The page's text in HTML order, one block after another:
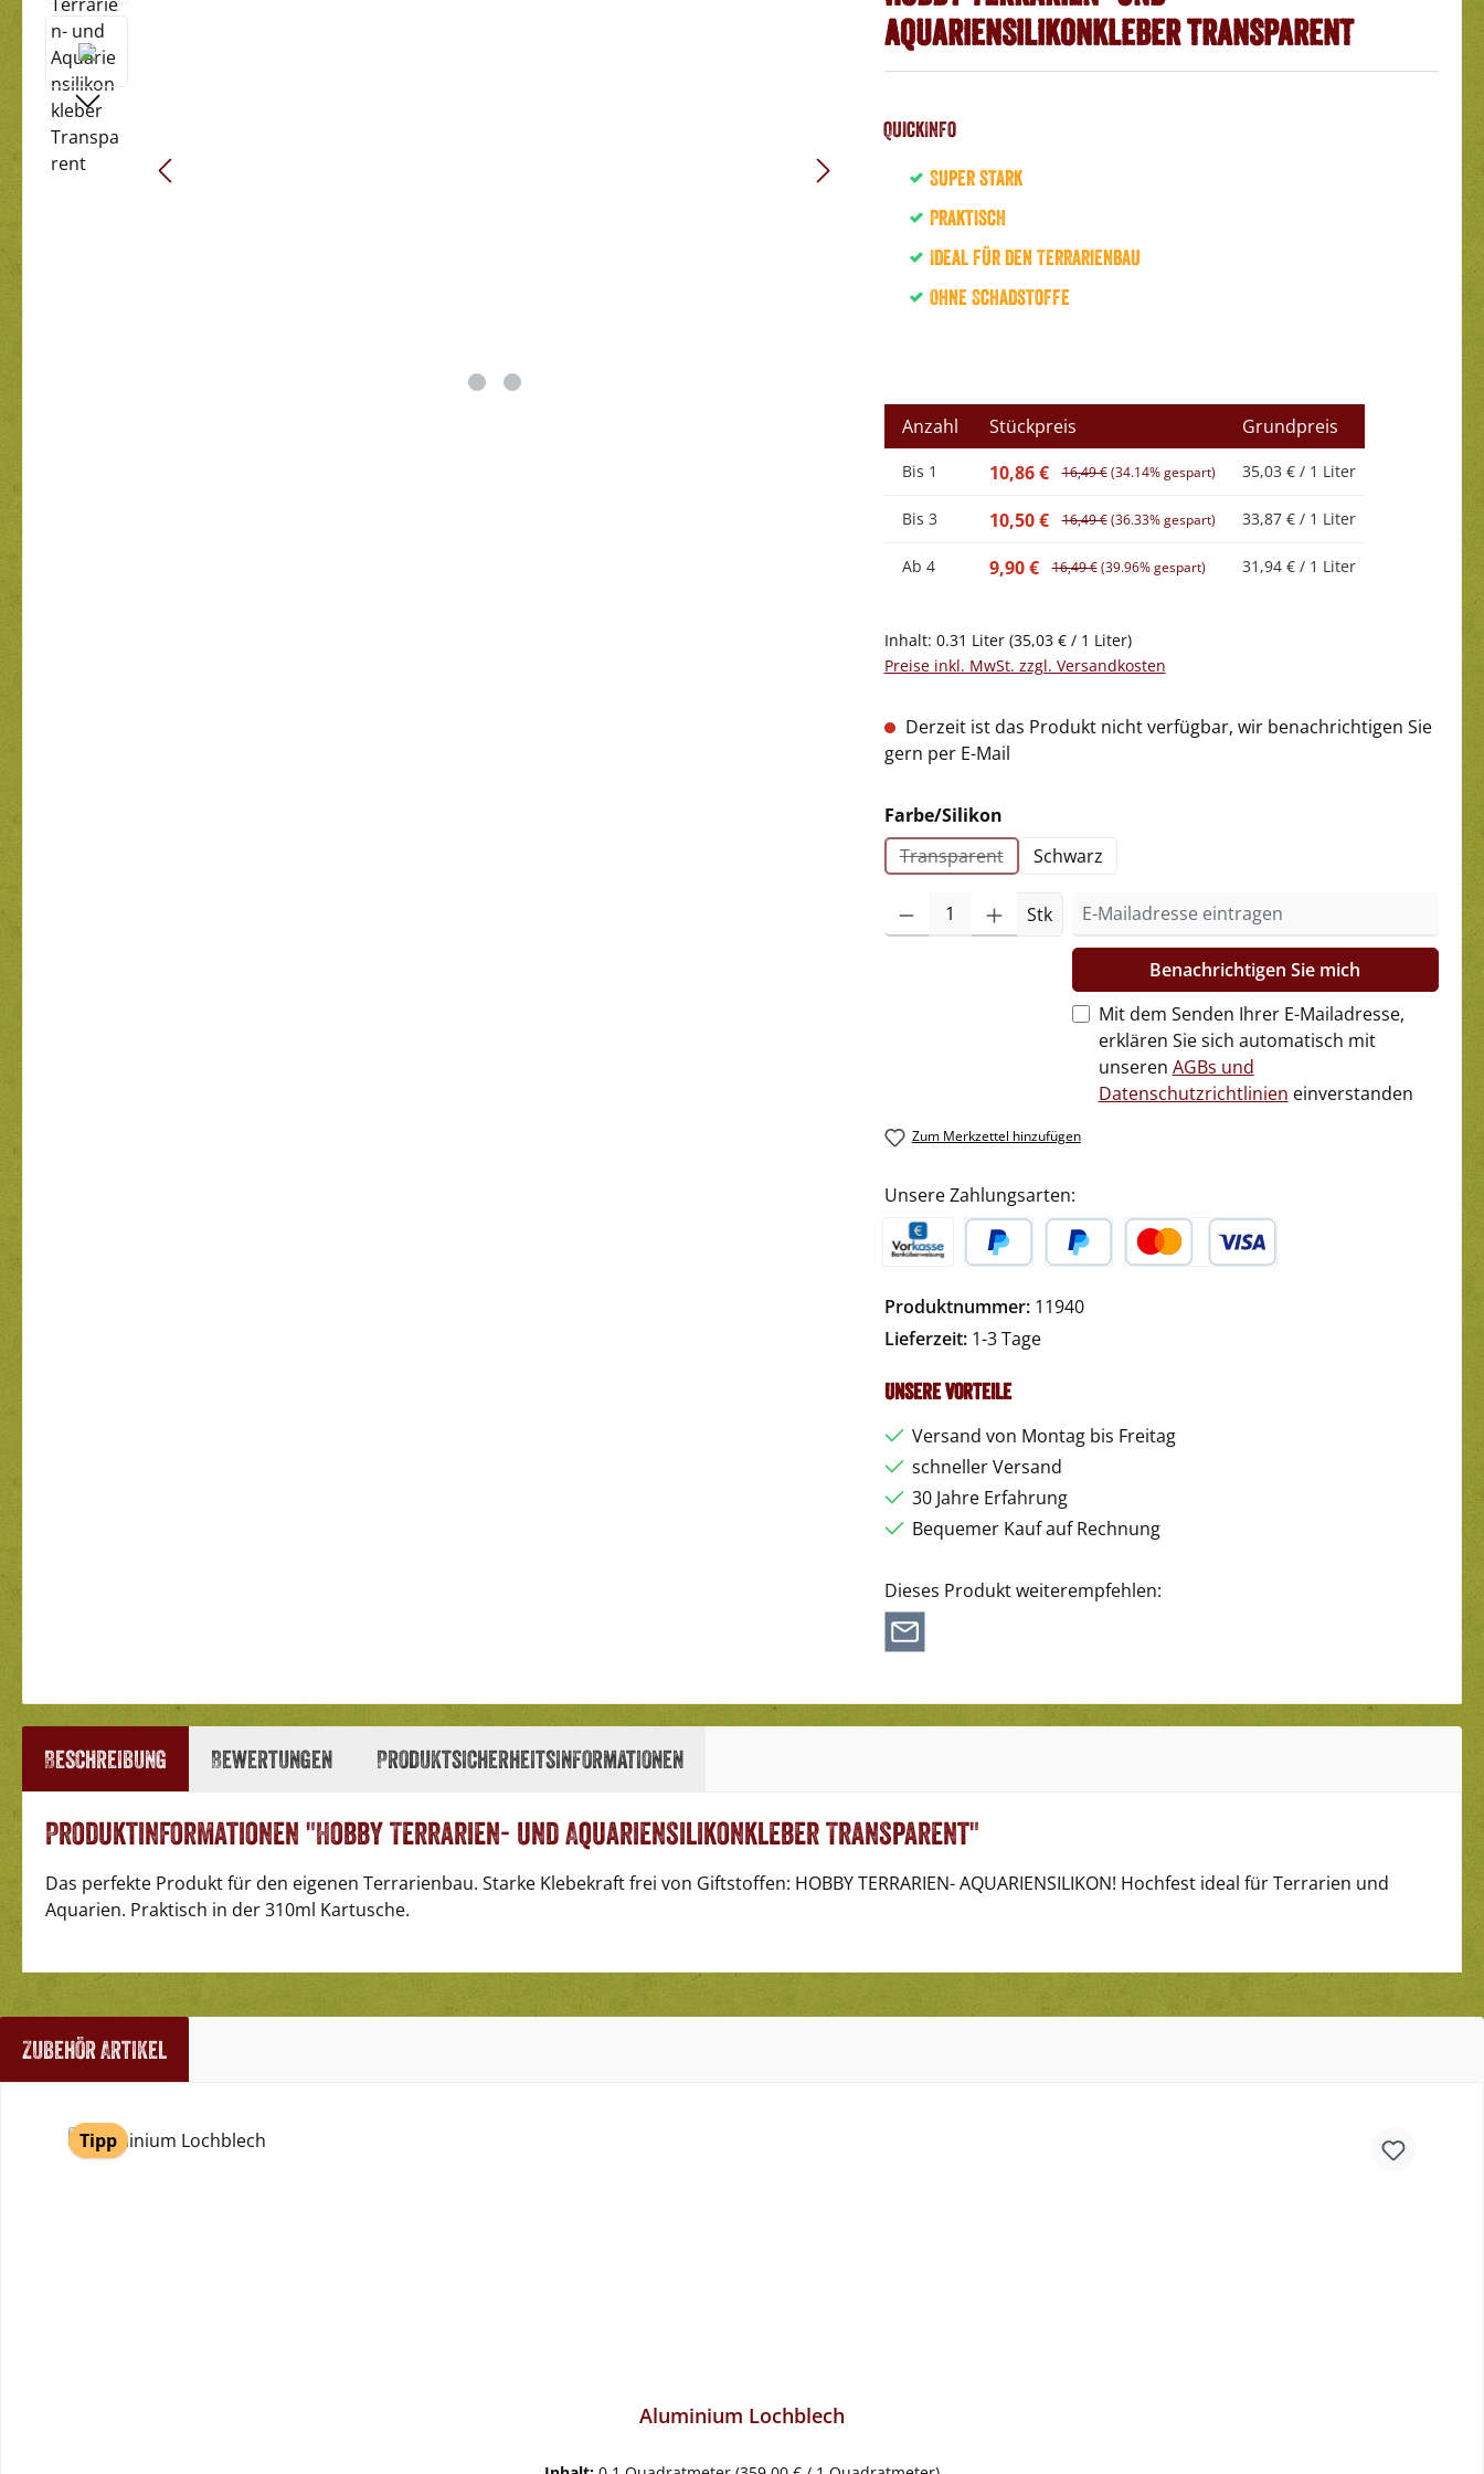
Aquariensilikonkleber Transparent
QuickInfo
Super stark
Praktisch
Ideal für den Terrarienbau
Ohne Schadstoffe
Anzahl Stückpreis Grundpreis
Bis 1 10,86 € 16,49 € (34.14% gespart) 35,03 € / 1 Liter
Bis 3 10,50 € 16,49 € (36.33% gespart) 33,87 € / 1 Liter
Ab 4 9,90 € 16,49 € (39.96% gespart) 31,94 € / 1 Liter
Inhalt: 0.31 Liter (35,03 € / 1 Liter)
Preise inkl. MwSt. zzgl. Versandkosten
Derzeit ist das Produkt nicht verfügbar, wir benachrichtigen Sie
gern per E-Mail
Farbe/Silikonauswählen
Transparent(Diese Option ist zurzeit nicht verfügbar.)
Schwarz
Stk
Benachrichtigen Sie mich
Mit dem Senden Ihrer E-Mailadresse,
erklären Sie sich automatisch mit
unseren AGBs und
Datenschutzrichtlinien einverstanden
Zum Merkzettel hinzufügen
Unsere Zahlungsarten:
Produktnummer: 11940
Lieferzeit: 1-3 Tage
Unsere Vorteile
Versand von Montag bis Freitag
schneller Versand
30 Jahre Erfahrung
Bequemer Kauf auf Rechnung
Dieses Produkt weiterempfehlen:
Beschreibung Bewertungen Produktsicherheitsinformationen
Produktinformationen "Hobby Terrarien- und Aquariensilikonkleber Transparent"
Das perfekte Produkt für den eigenen Terrarienbau. Starke Klebekraft frei von Giftstoffen: HOBBY TERRARIEN- AQUARIENSILIKON! Hochfest ideal für Terrarien und
Aquarien. Praktisch in der 310ml Kartusche.
Zubehör Artikel
Produktgalerie überspringen
Tipp
Aluminium Lochblech